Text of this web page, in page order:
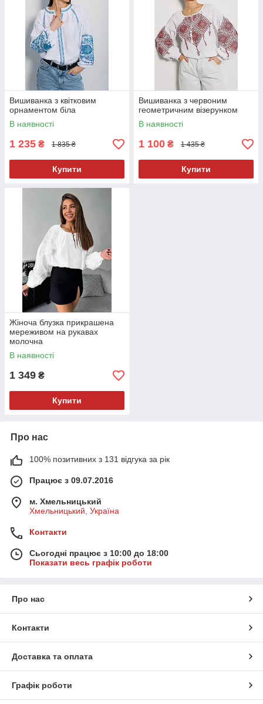
Вишиванка з квітковим
орнаментом біла
В наявності
1 235 ₴ 1 835 ₴
Купити
Вишиванка з червоним
геометричним візерунком
В наявності
1 100 ₴ 1 435 ₴
Купити
Жіноча блузка прикрашена
мереживом на рукавах
молочна
В наявності
1 349 ₴
Купити
Про нас
100% позитивних з 131 відгука за рік
Працює з 09.07.2016
м. Хмельницький
Хмельницький, Україна
Контакти
Сьогодні працює з 10:00 до 18:00
Показати весь графік роботи
Про нас
Контакти
Доставка та оплата
Графік роботи